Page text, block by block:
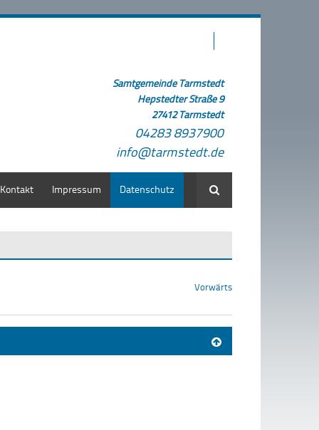
Samtgemeinde Tarmstedt
Hepstedter Straße 9
27412 Tarmstedt
04283 8937900
info@tarmstedt.de
Kontakt Impressum Datenschutz Suche
Vorwärts